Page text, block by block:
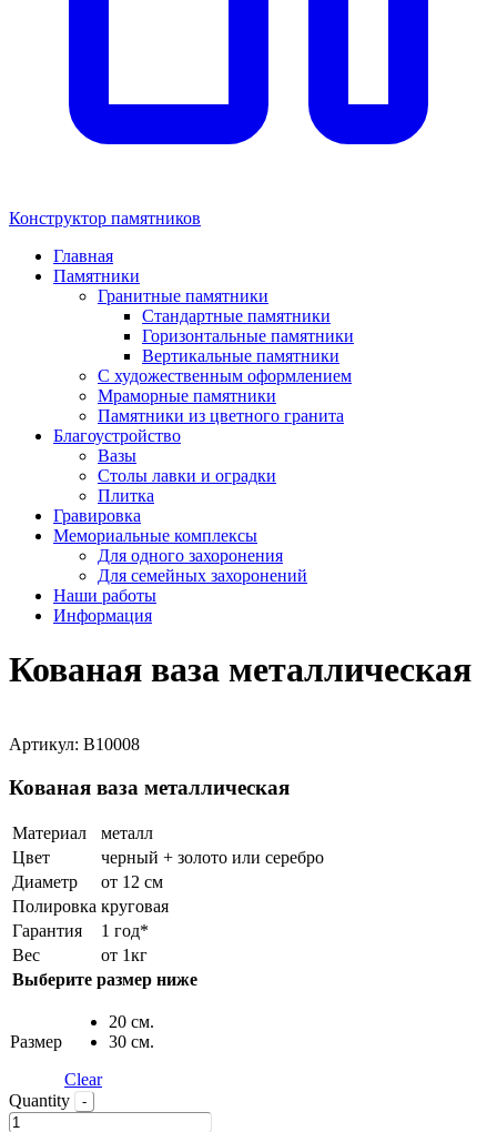
Конструктор памятников
Главная
Памятники
Гранитные памятники
Стандартные памятники
Горизонтальные памятники
Вертикальные памятники
С художественным оформлением
Мраморные памятники
Памятники из цветного гранита
Благоустройство
Вазы
Столы лавки и оградки
Плитка
Гравировка
Мемориальные комплексы
Для одного захоронения
Для семейных захоронений
Наши работы
Информация
Кованая ваза металлическая
Артикул: В10008
Кованая ваза металлическая
Материал
металл
Цвет
черный + золото или серебро
Диаметр
от 12 см
Полировка круговая
Гарантия
1 год*
Вес
от 1кг
Выберите размер ниже
Размер
20 см.
30 см.
Clear
Quantity
-